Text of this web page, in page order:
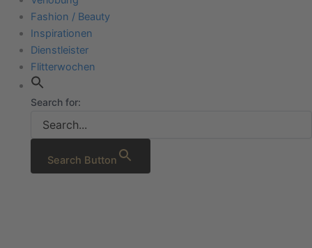
Fashion / Beauty
Inspirationen
Dienstleister
Flitterwochen
Search for:
Search Button